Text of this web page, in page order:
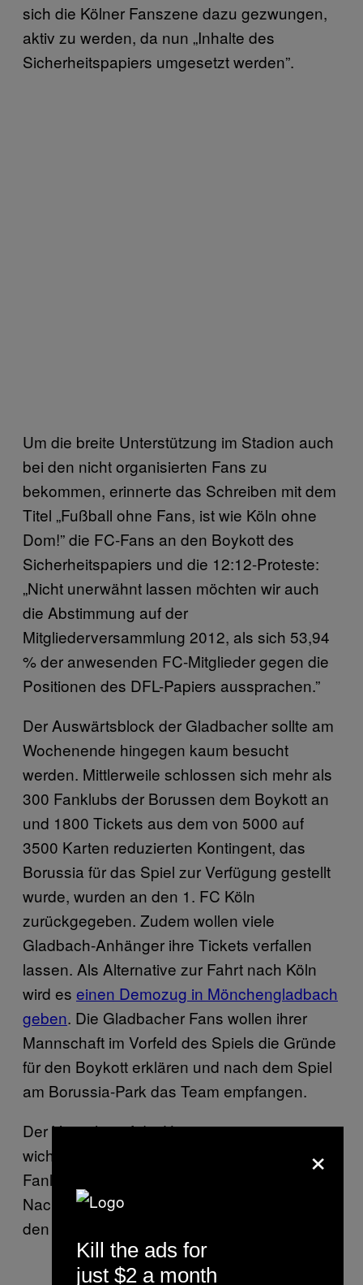
sich die Kölner Fanszene dazu gezwungen,
aktiv zu werden, da nun „Inhalte des
Sicherheitspapiers umgesetzt werden”.
Um die breite Unterstützung im Stadion auch
bei den nicht organisierten Fans zu
bekommen, erinnerte das Schreiben mit dem
Titel „Fußball ohne Fans, ist wie Köln ohne
Dom!” die FC-Fans an den Boykott des
Sicherheitspapiers und die 12:12-Proteste:
„Nicht unerwähnt lassen möchten wir auch
die Abstimmung auf der
Mitgliederversammlung 2012, als sich 53,94
% der anwesenden FC-Mitglieder gegen die
Positionen des DFL-Papiers aussprachen.”
Der Auswärtsblock der Gladbacher sollte am
Wochenende hingegen kaum besucht
werden. Mittlerweile schlossen sich mehr als
300 Fanklubs der Borussen dem Boykott an
und 1800 Tickets aus dem von 5000 auf
3500 Karten reduzierten Kontingent, das
Borussia für das Spiel zur Verfügung gestellt
wurde, wurden an den 1. FC Köln
zurückgegeben. Zudem wollen viele
Gladbach-Anhänger ihre Tickets verfallen
lassen. Als Alternative zur Fahrt nach Köln
wird es einen Demozug in Mönchengladbach
geben. Die Gladbacher Fans wollen ihrer
Mannschaft im Vorfeld des Spiels die Gründe
für den Boykott erklären und nach dem Spiel
am Borussia-Park das Team empfangen.
Der Verzicht auf die Unterstützung im
wichtigsten Spiel des Jahres tut beiden
Fanlagern weh. Aber die sonst so verhassten
Nachbarn kämpfen diesmal zusammen, um
den Erhalt der Fankultur.
×
Kill the ads for
just $2 a month